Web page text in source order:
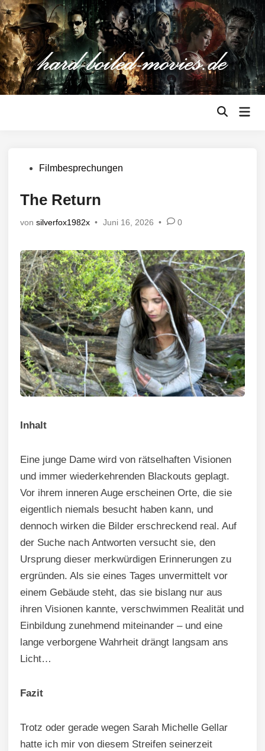
Zum
Inhalt
springen
Suche
Veröffentlicht
Filmbesprechungen
The Return
von silverfox1982x • Juni 16, 2026 • 0
Inhalt
Eine junge Dame wird von rätselhaften Visionen
und immer wiederkehrenden Blackouts geplagt.
Vor ihrem inneren Auge erscheinen Orte, die sie
eigentlich niemals besucht haben kann, und
dennoch wirken die Bilder erschreckend real. Auf
der Suche nach Antworten versucht sie, den
Ursprung dieser merkwürdigen Erinnerungen zu
ergründen. Als sie eines Tages unvermittelt vor
einem Gebäude steht, das sie bislang nur aus
ihren Visionen kannte, verschwimmen Realität und
Einbildung zunehmend miteinander – und eine
lange verborgene Wahrheit drängt langsam ans
Licht…
Fazit
Trotz oder gerade wegen Sarah Michelle Gellar
hatte ich mir von diesem Streifen seinerzeit